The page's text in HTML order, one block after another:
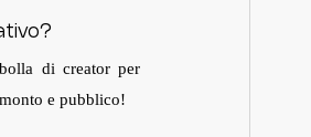
di creator per
e pubblico!